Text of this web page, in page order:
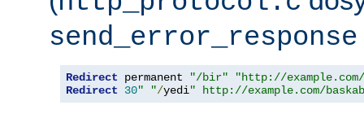
send_error_response
Redirect permanent "/bir"
"http://
Redirect
30" "/yedi" http://example.com/